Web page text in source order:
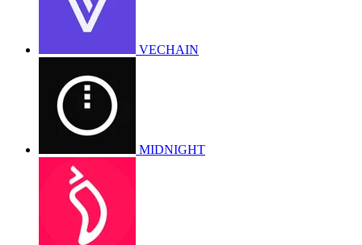
VECHAIN
MIDNIGHT